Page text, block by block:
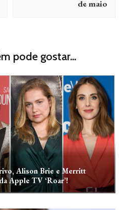
de maio
pode gostar...
Alison Brie e Merritt
Apple TV ‘Roar’!